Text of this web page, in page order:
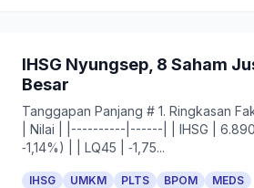
IHSG Nyungsep, 8 Saham
Besar
Tanggapan Panjang # 1. Ringkasan
| Nilai | |----------|------| | IHSG |
‑1,14%) | | LQ45 | ‑1,75...
IHSG UMKM PLTS BPOM MEDS